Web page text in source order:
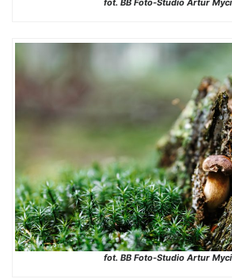
fot. BB Foto-Studio Artur
fot. BB Foto-Studio Artur